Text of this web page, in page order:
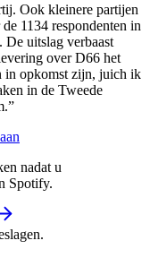
Ook kleinere partijen
1134 respondenten in
De uitslag verbaast
over D66 het
in opkomst zijn, juich ik
in de Tweede
nadat u
Spotify.